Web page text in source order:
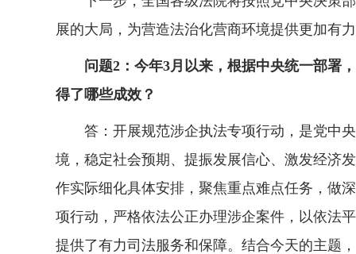
展的大局，为营造法治化营商环境提供更加有
问题2：今年3月以来，根据中央统一部署，
得了哪些成效？
答：开展规范涉企执法专项行动，是党中央
境，稳定社会预期、提振发展信心、激发经济
作实际细化具体安排，聚焦重点难点任务，做
项行动，严格依法公正办理涉企案件，以依法
提供了有力司法服务和保障。结合今天的主题